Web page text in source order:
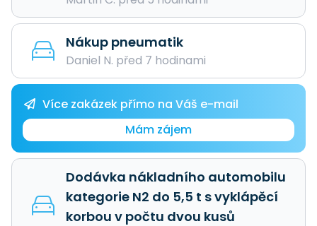
Nákup pneumatik
Daniel N. před 7 hodinami
Více zakázek přímo na Váš e-mail
Mám zájem
Dodávka nákladního automobilu
kategorie N2 do 5,5 t s vyklápěcí
korbou v počtu dvou kusů